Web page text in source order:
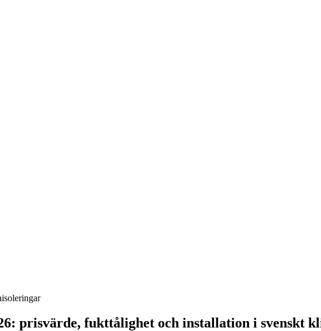
prisvärde, fukttålighet och installation i svenskt